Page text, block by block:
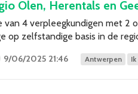
Olen, Herentals en
van 4 verpleegkundigen met 2
op zelfstandige basis in de
9/06/2025 21:46 Antwerpen